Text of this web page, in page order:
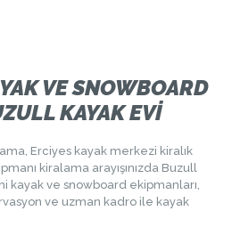
VE SNOWBOARD
KAYAK EVI
Erciyes kayak merkezi kiralık
kiralama arayışınızda Buzull
kayak ve snowboard ekipmanları,
ve uzman kadro ile kayak